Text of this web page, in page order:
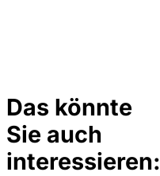
Das könnte
Sie auch
interessieren: